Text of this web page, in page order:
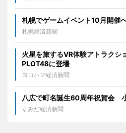
札幌でゲームイベント10月開
札幌経済新聞
火星を旅するVR体験アトラク
PLOT48に登場
ヨコハマ経済新聞
八広で町名誕生60周年祝賀会
すみだ経済新聞